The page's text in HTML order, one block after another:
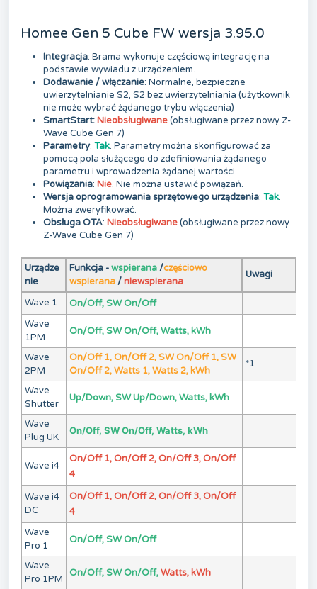
Homee Gen 5 Cube FW wersja 3.95.0
Integracja: Brama wykonuje częściową integrację na
podstawie wywiadu z urządzeniem.
Dodawanie / włączanie: Normalne, bezpieczne
uwierzytelnianie S2, S2 bez uwierzytelniania (użytkownik
nie może wybrać żądanego trybu włączenia)
SmartStart:Nieobsługiwane(obsługiwane przez nowy Z-
Wave Cube Gen 7)
Parametry: Tak. Parametry można skonfigurować za
pomocą pola służącego do zdefiniowania żądanego
parametru i wprowadzenia żądanej wartości.
Powiązania: Nie. Nie można ustawić powiązań.
Wersja oprogramowania sprzętowego urządzenia: Tak.
Można zweryfikować.
Obsługa OTA: Nieobsługiwane(obsługiwane przez nowy
Z-Wave Cube Gen 7)
Urządze
nie
Funkcja -wspierana/częściowo
wspierana/niewspierana
Uwagi
Wave 1
On/Off, SW On/Off
Wave
1PM
On/Off, SW On/Off, Watts, kWh
Wave
2PM
On/Off 1, On/Off 2, SW On/Off 1, SW
On/Off 2, Watts 1, Watts 2, kWh
*1
Wave
Shutter
Up/Down, SW Up/Down, Watts, kWh
Wave
Plug UK
On/Off, SW On/Off, Watts, kWh
Wave i4
On/Off 1, On/Off 2, On/Off 3, On/Off
4
Wave i4
DC
On/Off 1, On/Off 2, On/Off 3, On/Off
4
Wave
Pro 1
On/Off, SW On/Off
Wave
Pro 1PM
On/Off, SW On/Off,Watts, kWh